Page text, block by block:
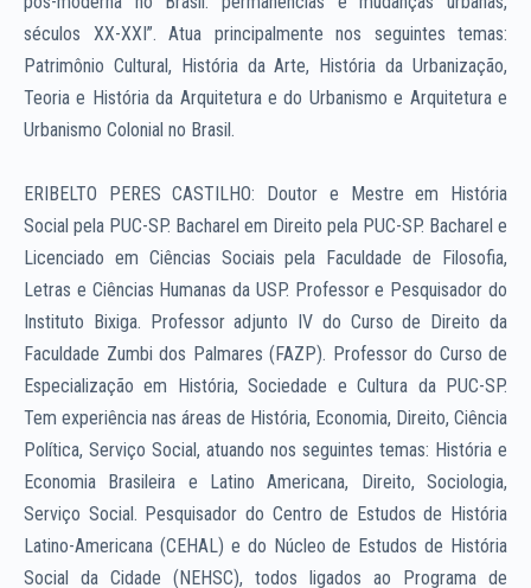
séculos XX-XXI”. Atua principalmente nos seguintes temas:
Patrimônio Cultural, História da Arte, História da Urbanização,
Teoria e História da Arquitetura e do Urbanismo e Arquitetura e
Urbanismo Colonial no Brasil.
ERIBELTO PERES CASTILHO: Doutor e Mestre em História
Social pela PUC-SP. Bacharel em Direito pela PUC-SP. Bacharel e
Licenciado em Ciências Sociais pela Faculdade de Filosofia,
Letras e Ciências Humanas da USP. Professor e Pesquisador do
Instituto Bixiga. Professor adjunto IV do Curso de Direito da
Faculdade Zumbi dos Palmares (FAZP). Professor do Curso de
Especialização em História, Sociedade e Cultura da PUC-SP.
Tem experiência nas áreas de História, Economia, Direito, Ciência
Política, Serviço Social, atuando nos seguintes temas: História e
Economia Brasileira e Latino Americana, Direito, Sociologia,
Serviço Social. Pesquisador do Centro de Estudos de História
Latino-Americana (CEHAL) e do Núcleo de Estudos de História
Social da Cidade (NEHSC), todos ligados ao Programa de